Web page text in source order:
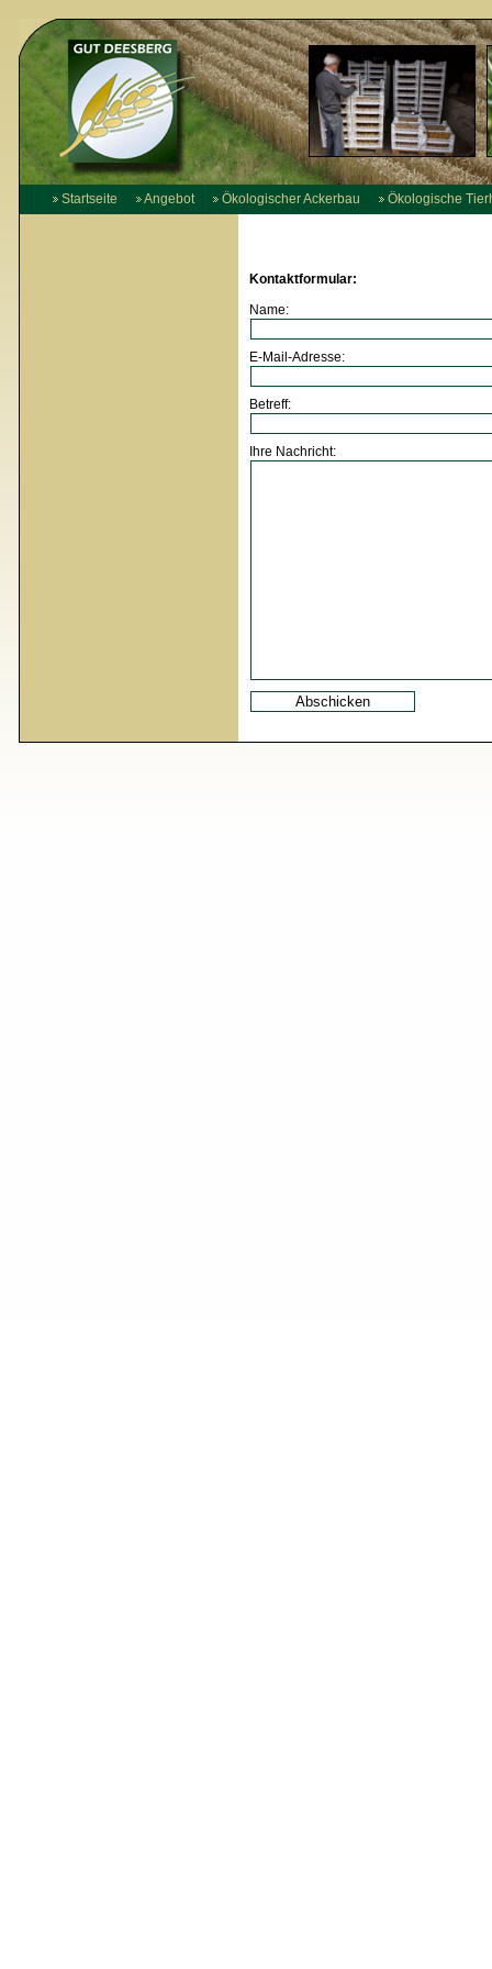
Startseite Angebot Ökologischer Ackerbau Ökologische
Kontaktformular:
Name:
E-Mail-Adresse:
Betreff:
Ihre Nachricht: